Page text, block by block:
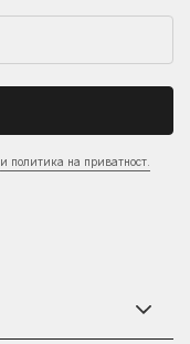
и политика на приватност.